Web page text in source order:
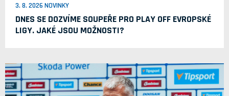
3. 8. 2026 NOVINKY
DNES SE DOZVÍME SOUPEŘE PRO PLAY OFF EVROPSKÉ
LIGY. JAKÉ JSOU MOŽNOSTI?